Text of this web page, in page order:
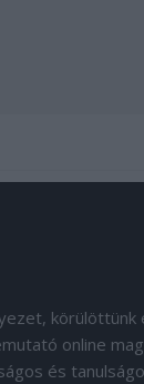
körülöttünk
online
és